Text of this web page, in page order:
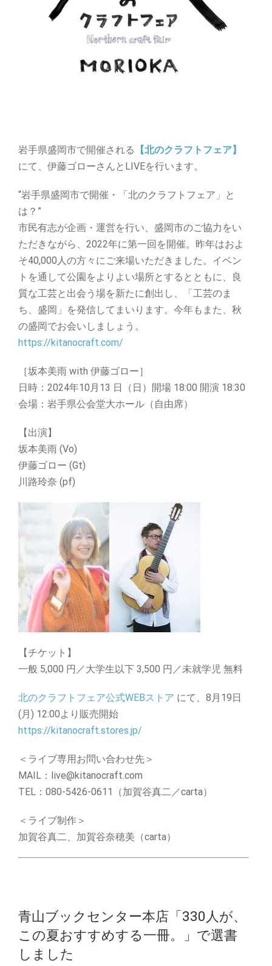
岩手県盛岡市で開催される
【北のクラフトフェア】
にて、伊藤ゴローさんとLIVEを行います。
“岩手県盛岡市で開催・「北のクラフトフェア」と
は？”
市民有志が企画・運営を行い、盛岡市のご協力をい
ただきながら、2022年に第一回を開催。昨年はおよ
そ40,000人の方々にご来場いただきました。イベン
トを通して公園をよりよい場所とするとともに、良
質な工芸と出会う場を新たに創出し、「工芸のま
ち、盛岡」を発信してまいります。今年もまた、秋
の盛岡でお会いしましょう。
https://kitanocraft.com/
［坂本美雨 with 伊藤ゴロー］
日時：2024年10月13 日（日）開場 18:00 開演 18:30
会場：岩手県公会堂大ホール（自由席）
【出演】
坂本美雨 (Vo)
伊藤ゴロー (Gt)
川路玲奈 (pf)
【チケット】
一般 5,000 円／大学生以下 3,500 円／未就学児 無料
北のクラフトフェア公式WEBストア にて、8月19日
(月) 12:00より販売開始
https://kitanocraft.stores.jp/
＜ライブ専用お問い合わせ先＞
MAIL：live@kitanocraft.com
TEL：080-5426-0611（加賀谷真二／carta）
＜ライブ制作＞
加賀谷真二、加賀谷奈穂美（carta）
青山ブックセンター本店「330人が、
この夏おすすめする一冊。」で選書
しました